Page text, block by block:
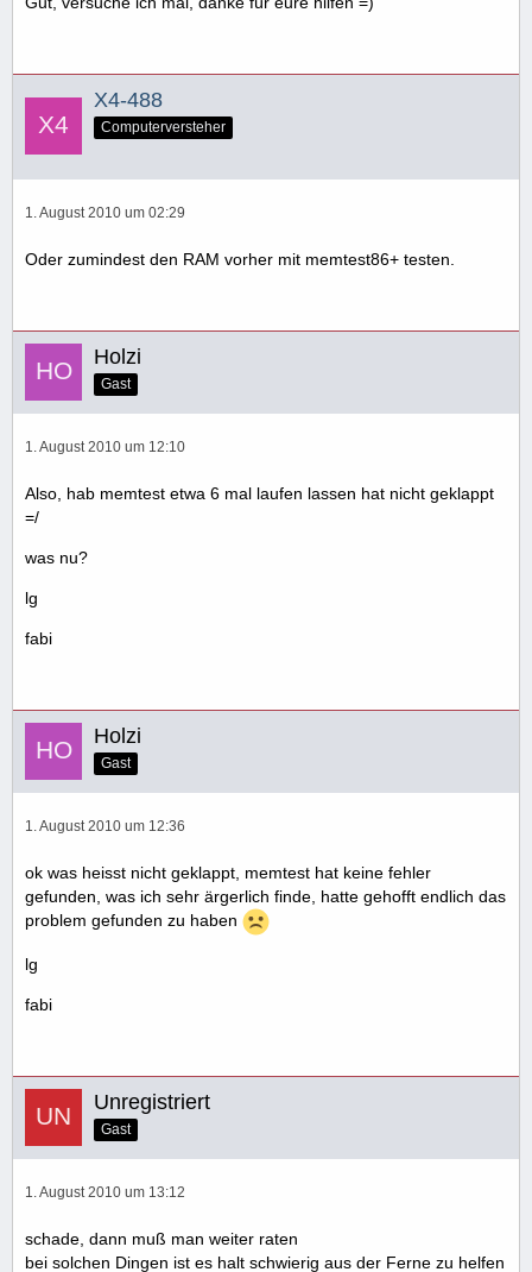
X4-488
Computerversteher
1. August 2010 um 02:29
Oder zumindest den RAM vorher mit memtest86+ testen.
Holzi
Gast
1. August 2010 um 12:10
Also, hab memtest etwa 6 mal laufen lassen hat nicht geklappt
=/
was nu?
lg
fabi
Holzi
Gast
1. August 2010 um 12:36
ok was heisst nicht geklappt, memtest hat keine fehler
gefunden, was ich sehr ärgerlich finde, hatte gehofft endlich das
problem gefunden zu haben
lg
fabi
Unregistriert
Gast
1. August 2010 um 13:12
schade, dann muß man weiter raten
bei solchen Dingen ist es halt schwierig aus der Ferne zu helfen